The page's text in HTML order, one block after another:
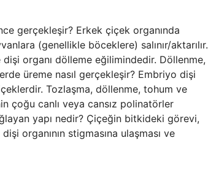
gerçekleşir? Erkek çiçek organında
(genellikle böceklere) salınır/aktarılır.
organı dölleme eğilimindedir. Döllenme,
üreme nasıl gerçekleşir? Embriyo dişi
Tozlaşma, döllenme, tohum ve
çoğu canlı veya cansız polinatörler
yapı nedir? Çiçeğin bitkideki görevi,
organının stigmasına ulaşması ve